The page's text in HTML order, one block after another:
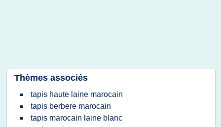
Thèmes associés
tapis haute laine marocain
tapis berbere marocain
tapis marocain laine blanc